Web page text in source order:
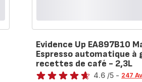
Evidence Up EA897B10
Espresso automatique à
recettes de café - 2,3L
Note
4.6 /5 - 247